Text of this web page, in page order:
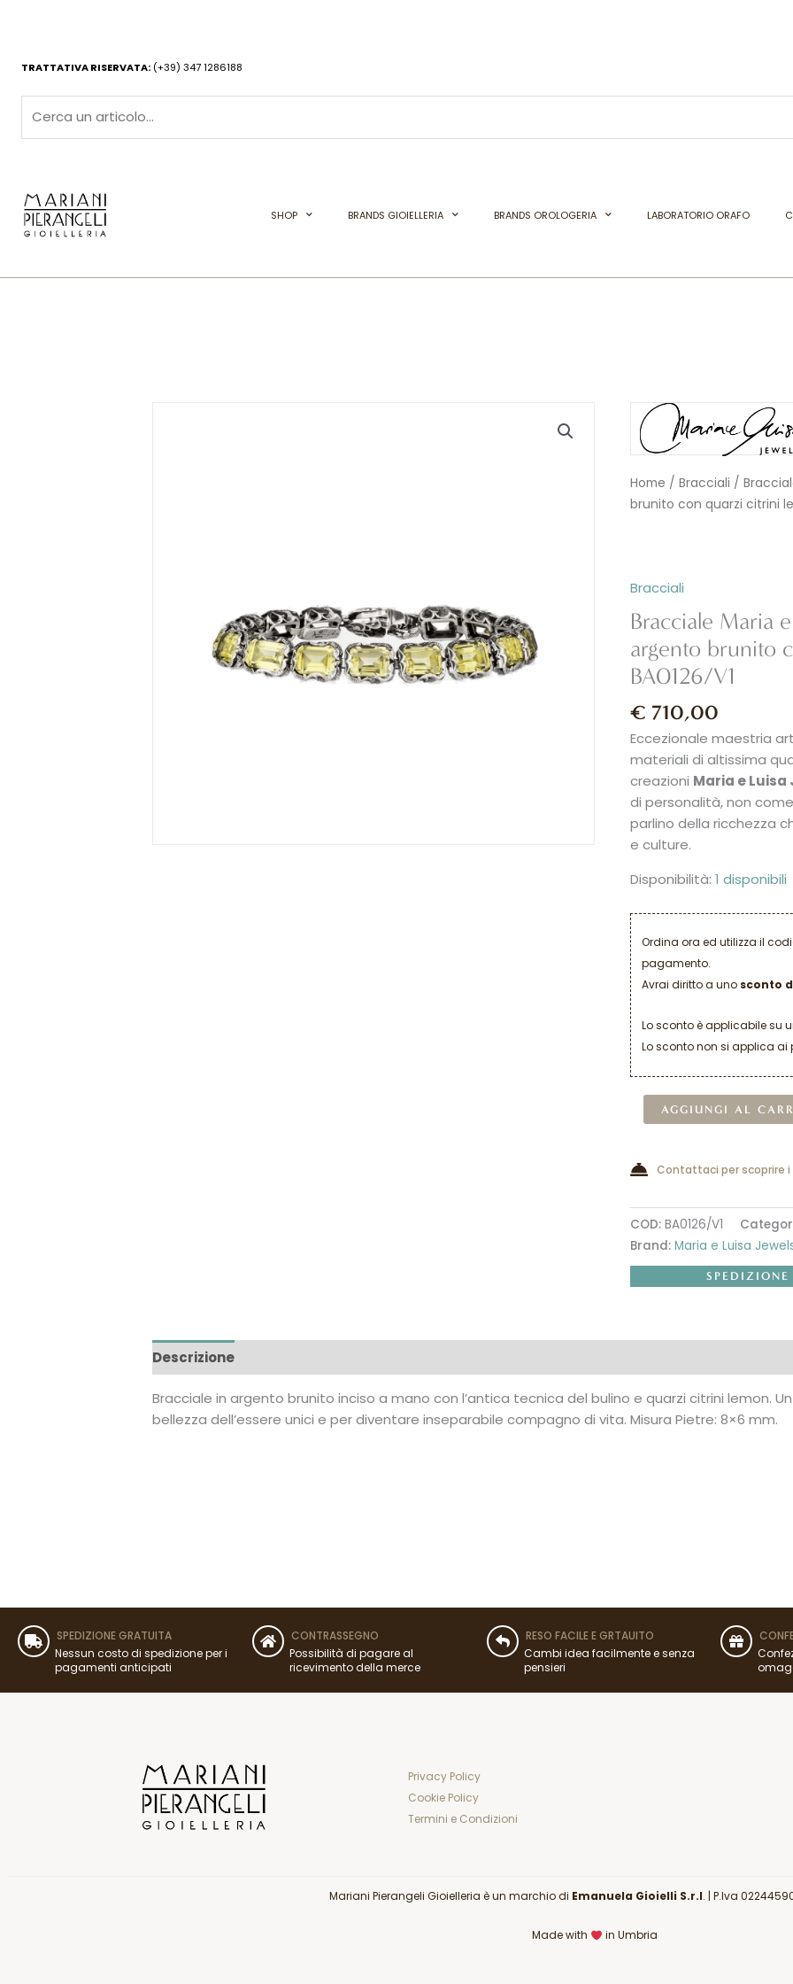
TRATTATIVA RISERVATA: (+39) 347 1286188
SHOP BRANDS GIOIELLERIA BRANDS OROLOGERIA LABORATORIO ORAFO
Home / Bracciali /
brunito con quarzi citrini
Bracciali
Bracciale Maria
argento brunito
BA0126/V1
€ 710,00
Eccezionale maestria
materiali di altissima
creazioni Maria e Luisa
di personalità, non
parlino della ricchezza
e culture.
Disponibilità: 1 disponibili
Ordina ora ed utilizza il
pagamento.
Avrai diritto a uno sconto
Lo sconto è applicabile su
Lo sconto non si applica ai
Bracciale
Maria
e
Luisa
Jewels
brunito
quarzi
citrini
lemon
-
BA0126/V1
quantità
AGGIUNGI AL
Contattaci per scoprire
COD: BA0126/V1
Brand: Maria e Luisa
Descrizione
Bracciale in argento brunito inciso a mano con l’antica tecnica del bulino e quarzi citrini lemon.
bellezza dell’essere unici e per diventare inseparabile compagno di vita. Misura Pietre: 8×6 mm.
SPEDIZIONE GRATUITA
Nessun costo di spedizione per i
pagamenti anticipati
CONTRASSEGNO
Possibilità di pagare al
ricevimento della merce
RESO FACILE E GRTAUITO
Cambi idea facilmente e senza
pensieri
Privacy Policy
Cookie Policy
Termini e Condizioni
Mariani Pierangeli Gioielleria è un marchio di Emanuela Gioielli S.r.l. | P.Iva
Made with in Umbria